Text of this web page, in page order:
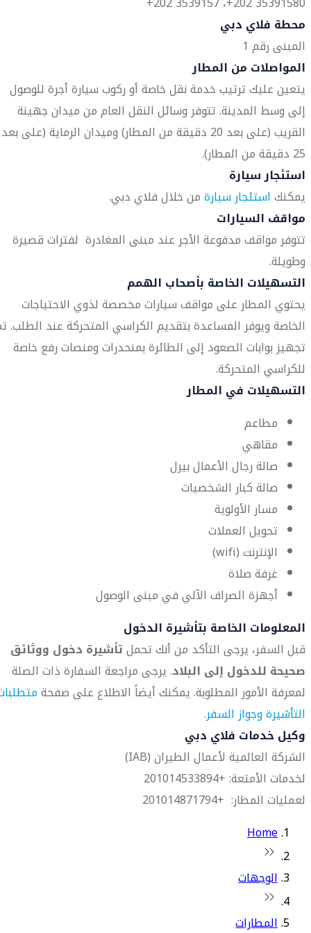
محطة فلاي دبي
المبنى رقم 1
المواصلات من المطار
يتعين عليك ترتيب خدمة نقل خاصة أو ركوب سيارة أجرة للوصول
إلى وسط المدينة. تتوفر وسائل النقل العام من ميدان جهينة
القريب (على بعد 20 دقيقة من المطار) وميدان الرماية (على بعد
25 دقيقة من المطار).
استئجار سيارة
يمكنكاستئجار سيارةمن خلال فلاي دبي.
مواقف السيارات
تتوفر مواقف مدفوعة الأجر عند مبنى المغادرة لفترات قصيرة
وطويلة.
التسهيلات الخاصة بأصحاب الهمم
يحتوي المطار على مواقف سيارات مخصصة لذوي الاحتياجات
الخاصة ويوفر المساعدة بتقديم الكراسي المتحركة عند الطلب.
تجهيز بوابات الصعود إلى الطائرة بمنحدرات ومنصات رفع خاصة
للكراسي المتحركة.
التسهيلات في المطار
مطاعم
مقاهي
صالة رجال الأعمال بيرل
صالة كبار الشخصيات
مسار الأولوية
تحويل العملات
الإنترنت (wifi)
غرفة صلاة
أجهزة الصراف الآلي في مبنى الوصول
المعلومات الخاصة بتأشيرة الدخول
قبل السفر، يرجى التأكد من أنك تحملتأشيرة دخول ووثائق
صحيحة للدخول إلى البلاد. يرجى مراجعة السفارة ذات الصلة
لمعرفة الأمور المطلوبة. يمكنك أيضاً الاطلاع على صفحة
التأشيرة وجواز السفر.
وكيل خدمات فلاي دبي
الشركة العالمية لأعمال الطيران (IAB)
لخدمات الأمتعة: +201014533894
لعمليات المطار: +201014871794
Home
الوجهات
المطارات